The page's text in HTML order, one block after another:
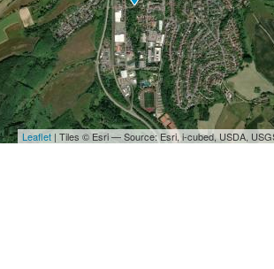
Leaflet | Tiles © Esri — Source: Esri, i-cubed, USDA,